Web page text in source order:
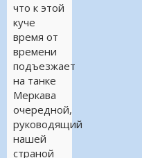
что к этой
куче
время от
времени
подъезжает
на танке
Меркава
очередной,
руководящий
нашей
страной